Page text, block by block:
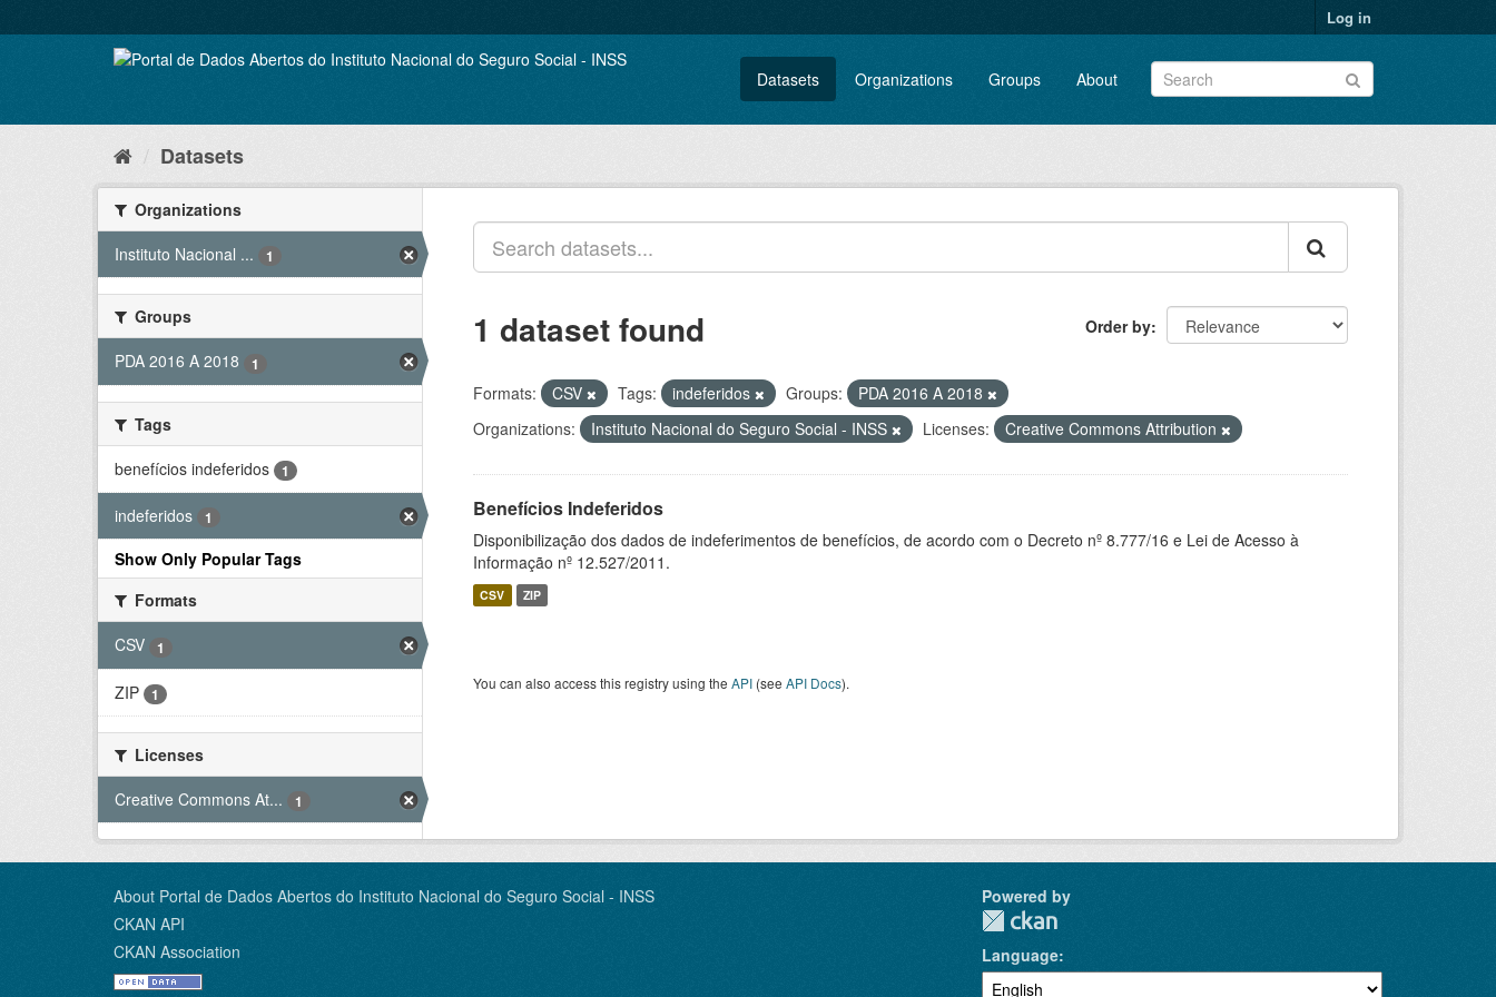
to
Log in
Datasets Organizations Groups About
Datasets
Organizations
Instituto Nacional ...
1
Groups
PDA 2016 A 2018
1
Tags
benefícios indeferidos
1
indeferidos 1
Show Only Popular Tags
Formats
CSV
1
ZIP 1
Licenses
Creative Commons At...
1
Order by
1 dataset found
Formats: CSV Tags: indeferidos Groups:
PDA 2016 A 2018
Organizations:
Instituto Nacional do Seguro Social - INSS Licenses: Creative Commons Attribution
Benefícios Indeferidos
Disponibilização dos dados de indeferimentos de benefícios, de acordo com o Decreto nº 8.777/16 e Lei de Acesso à
Informação nº 12.527/2011.
CSV ZIP
You can also access this registry using the API (see API Docs).
About Portal de Dados Abertos do Instituto Nacional do Seguro Social - INSS
CKAN API
CKAN Association
Powered by
Language